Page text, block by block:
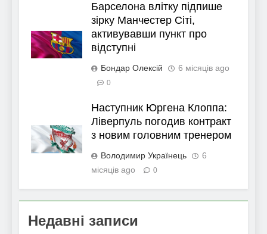
Барселона влітку підпише
зірку Манчестер Сіті,
активувавши пункт про
відступні
Бондар Олексій 6 місяців ago
0
Наступник Юргена Клоппа:
Ліверпуль погодив контракт
з новим головним тренером
Володимир Українець
6
місяців ago
0
Недавні записи